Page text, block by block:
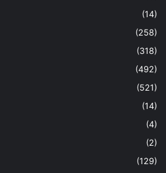
(14)
(258)
(318)
(492)
(521)
(14)
(4)
(2)
(129)